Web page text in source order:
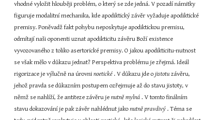
vhodné vyložit hlouběji problém, o který se zde jedná. V pozadí námitky
figuruje modalitní mechanika, kde apodiktický závěr vyžaduje apodiktické
premisy. Poněvadž fakt pohybu neposkytuje apodiktickou premisu,
odmítají naši oponenti uznat apodikticitu závěru Boží existence
vyvozovaného z toliko asertorické premisy. O jakou apodikticitu-nutnost
se však mělo v důkazu jednat? Perspektiva problému je zřejmá. Ideál
rigorizace je výlučně na úrovni noetické . V důkazu jde o jistotu závěru,
jehož pravda se důkazním postupem ozřejmuje až do stavu jistoty, v
němž se nahlíží, že antiteze závěru je nutně mylná . V tomto finálním
stavu dokazování je pak závěr nahlédnut jako nutně pravdivý . Téma se